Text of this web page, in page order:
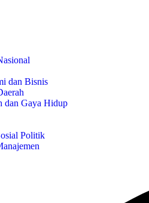
dan Bisnis
dan Gaya Hidup
Politik